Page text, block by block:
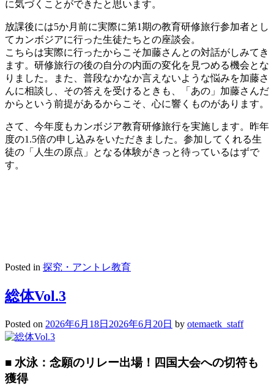
に気づくことができたと思います。
放課後には5か月前に実際に第1期の教育研修旅行参加者とし
てカンボジアに行った生徒たちとの座談会。
こちらは実際に行ったからこそ加藤さんとの対話がしみてき
ます。研修旅行の後の自分の内面の変化を見つめる機会とな
りました。また、普段なかなか言えないような悩みを加藤さ
んに相談し、その答えを受けるときも、「あの」加藤さんだ
からという前提があるからこそ、心に響くものがあります。
さて、今年度もカンボジア教育研修旅行を実施します。昨年
度の1.5倍の申し込みをいただきました。参加してくれる生
徒の「人生の原点」となる体験がきっと待っているはずで
す。
Posted in 探究・アントレ教育
総体Vol.3
Posted on 2026年6月18日 2026年6月20日 by otemaetk_staff
■ 水泳：念願のリレー出場！四国大会への切符も
獲得